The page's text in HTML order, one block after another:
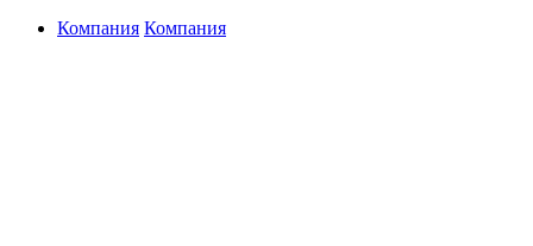
Компания Компания